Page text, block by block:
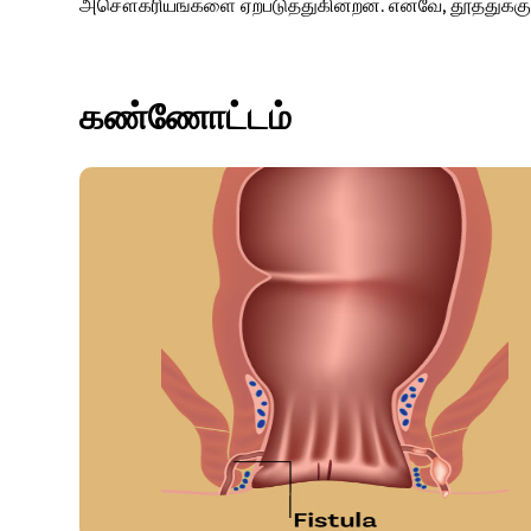
கண்ணோட்டம்